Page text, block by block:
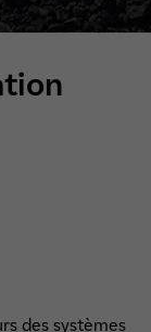
des systèmes